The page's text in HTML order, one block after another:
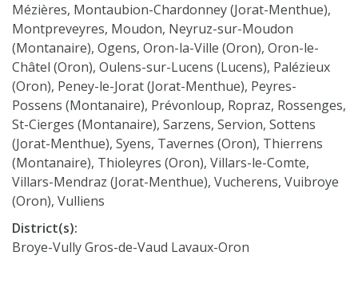
Mézières, Montaubion-Chardonney (Jorat-Menthue),
Montpreveyres, Moudon, Neyruz-sur-Moudon
(Montanaire), Ogens, Oron-la-Ville (Oron), Oron-le-
Châtel (Oron), Oulens-sur-Lucens (Lucens), Palézieux
(Oron), Peney-le-Jorat (Jorat-Menthue), Peyres-
Possens (Montanaire), Prévonloup, Ropraz, Rossenges,
St-Cierges (Montanaire), Sarzens, Servion, Sottens
(Jorat-Menthue), Syens, Tavernes (Oron), Thierrens
(Montanaire), Thioleyres (Oron), Villars-le-Comte,
Villars-Mendraz (Jorat-Menthue), Vucherens, Vuibroye
(Oron), Vulliens
District(s):
Broye-Vully Gros-de-Vaud Lavaux-Oron